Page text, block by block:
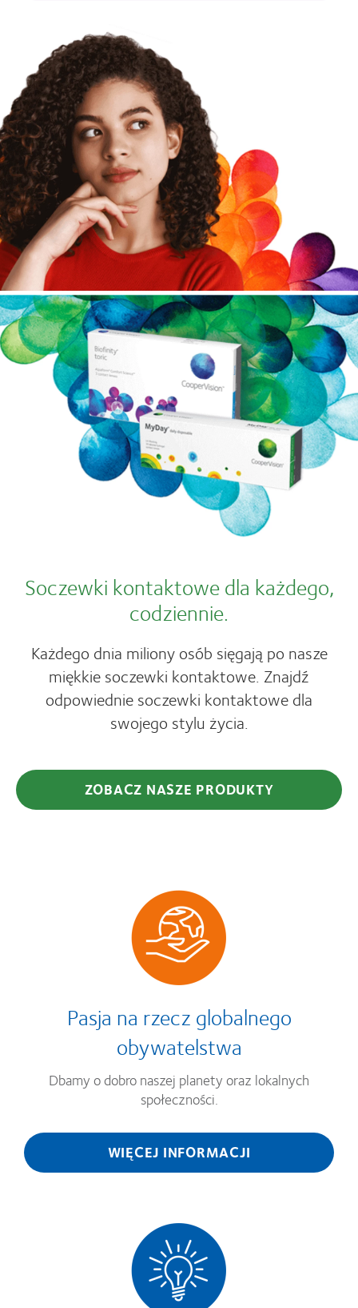
Soczewki kontaktowe dla każdego,
codziennie.
Każdego dnia miliony osób sięgają po nasze
miękkie soczewki kontaktowe. Znajdź
odpowiednie soczewki kontaktowe dla
swojego stylu życia.
ZOBACZ NASZE PRODUKTY
Pasja na rzecz globalnego
obywatelstwa
Dbamy o dobro naszej planety oraz lokalnych
społeczności.
WIĘCEJ INFORMACJI